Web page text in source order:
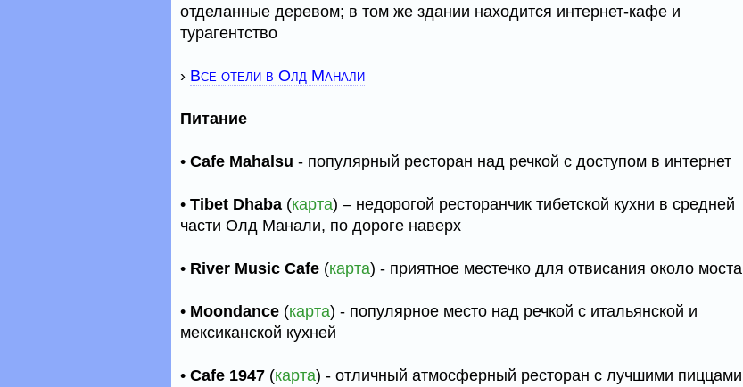
отделанные деревом; в том же здании находится интернет-кафе и
турагентство
› Все отели в Олд Манали
Питание
• Cafe Mahalsu - популярный ресторан над речкой с доступом в интернет
• Tibet Dhaba (карта) – недорогой ресторанчик тибетской кухни в средней
части Олд Манали, по дороге наверх
• River Music Cafe (карта) - приятное местечко для отвисания около моста
• Moondance (карта) - популярное место над речкой с итальянской и
мексиканской кухней
• Cafe 1947 (карта) - отличный атмосферный ресторан с лучшими пиццами